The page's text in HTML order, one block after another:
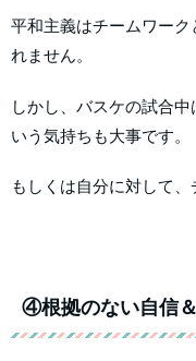
平和主義はチームワー
れません。
しかし、バスケの試合
いう気持ちも大事です。
もしくは自分に対して、
④根拠のない自信